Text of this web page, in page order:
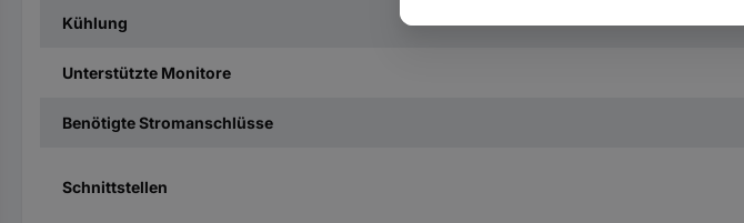
Kühlung
Unterstützte Monitore
Benötigte Stromanschlüsse
Schnittstellen